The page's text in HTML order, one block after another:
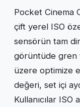
Pocket Cinema
çift yerel ISO
sensörün tam
görüntüde gren
üzere optimize
değeri, set içi
Kullanıcılar ISO